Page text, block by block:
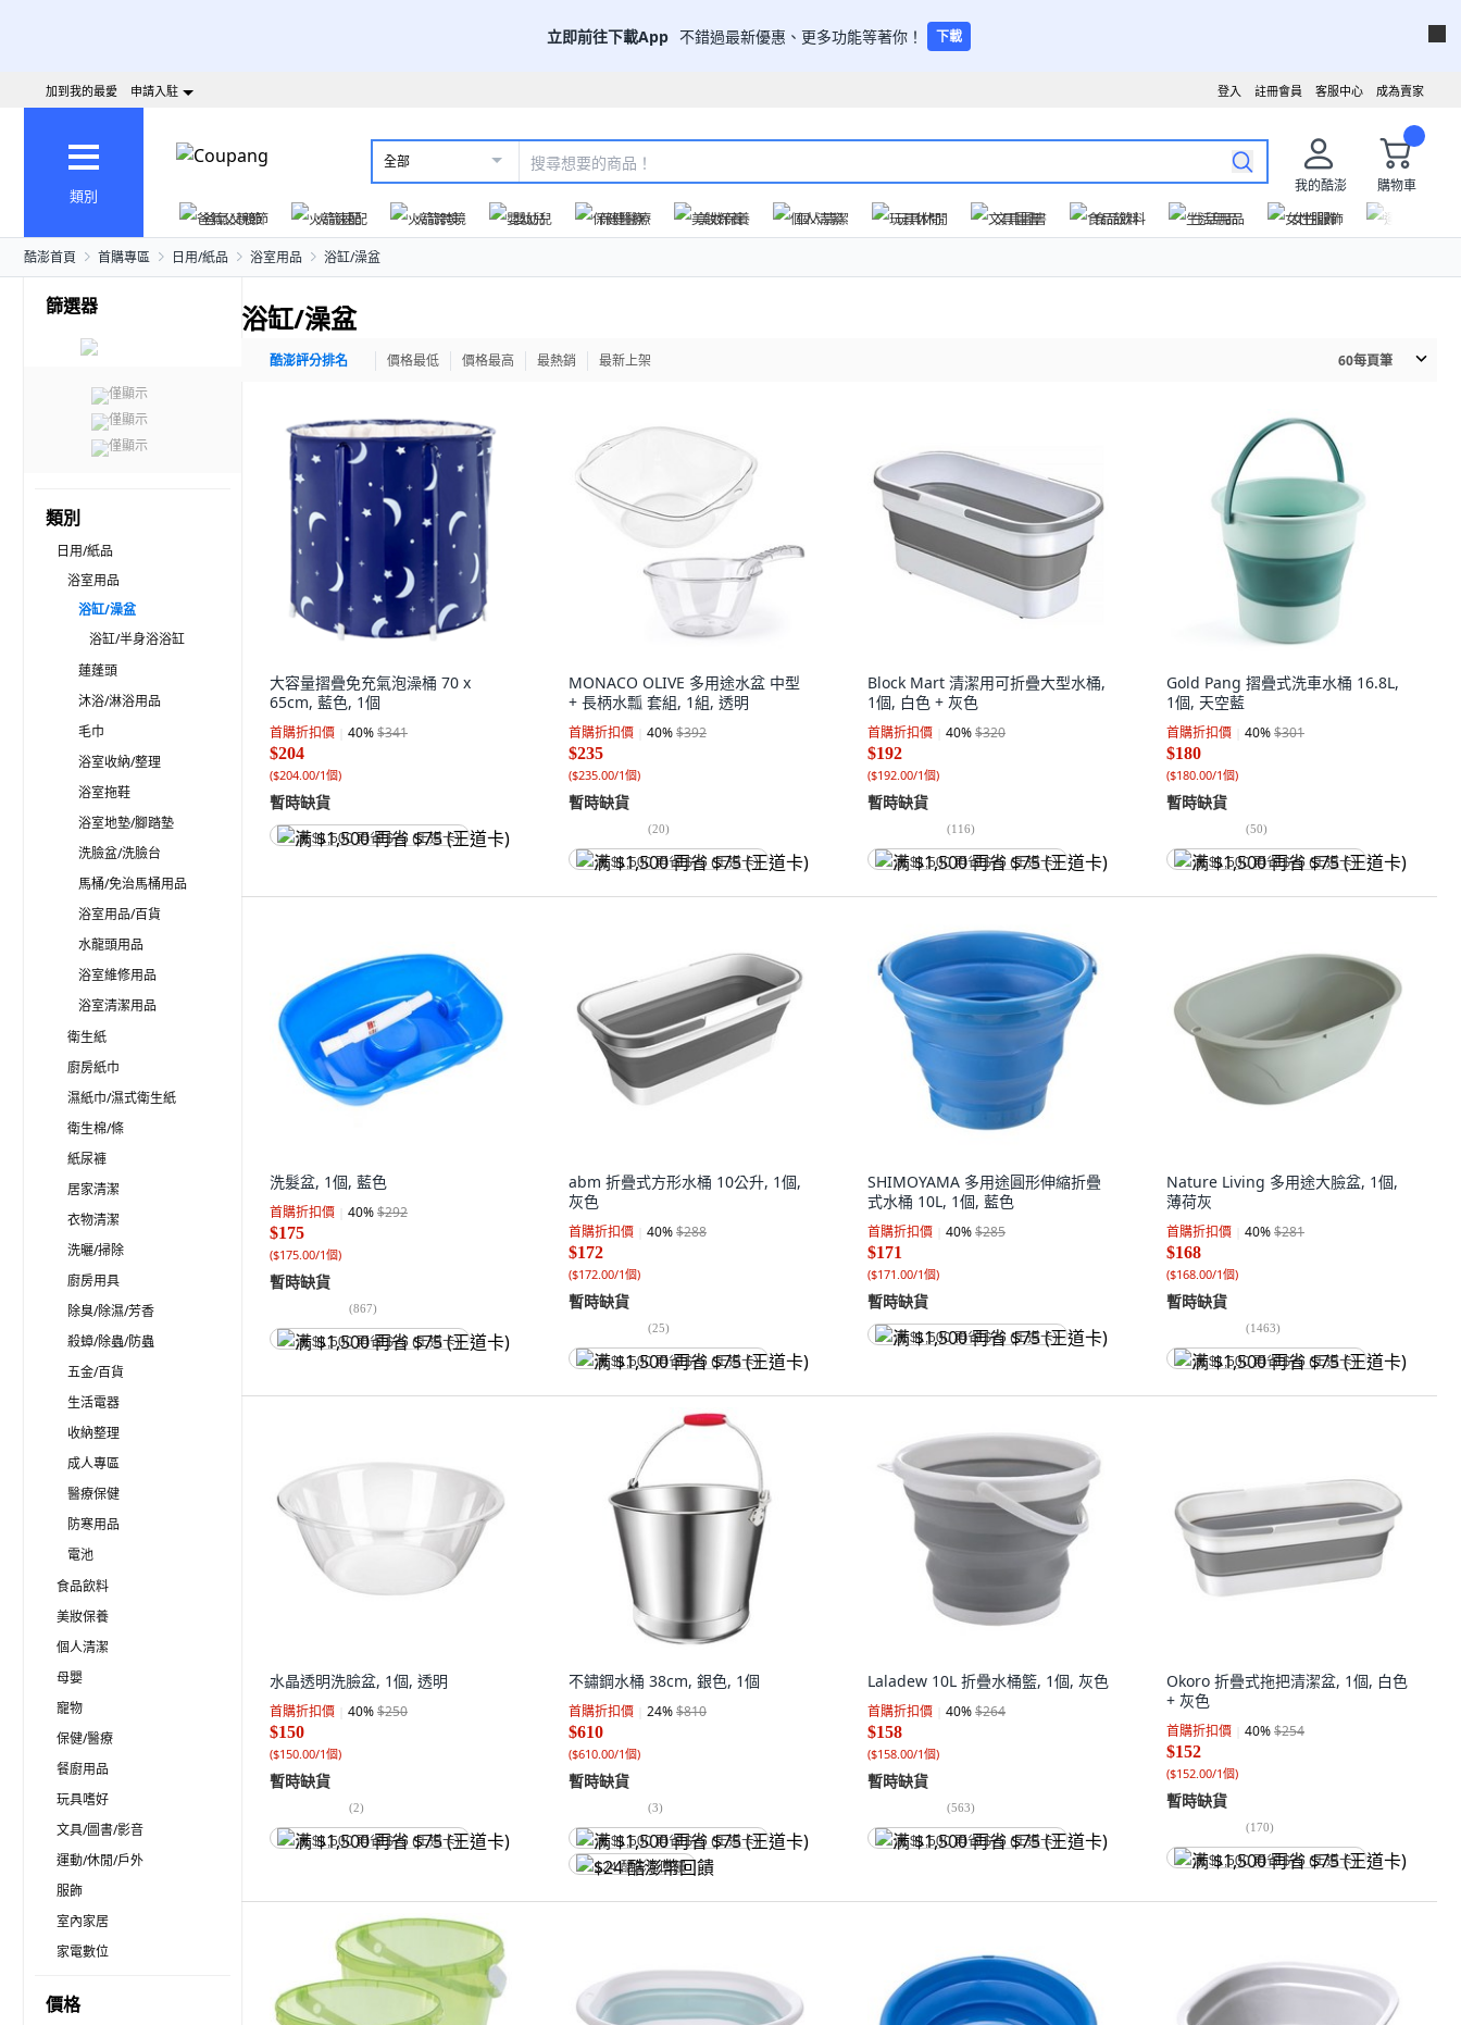
立即前往下載App 不錯過最新優惠、更多功能等著你！ 下載
成為賣家
客服中心
註冊會員
登入
加到我的最愛 申請入駐
類別
全部
我的酷澎
購物車
爸氣父親節
火箭速配 火箭跨境 嬰幼兒 保健醫療 美妝保養 個人清潔 玩具休閒 文具圖書 食品飲料 生活用品 女性服飾
酷澎首頁 首購專區 日用/紙品 浴室用品 浴缸/澡盆
篩選器
僅顯示
僅顯示
僅顯示
類別
日用/紙品
浴室用品
浴缸/澡盆
浴缸/半身浴浴缸
蓮蓬頭
沐浴/淋浴用品
毛巾
浴室收納/整理
浴室拖鞋
浴室地墊/腳踏墊
洗臉盆/洗臉台
馬桶/免治馬桶用品
浴室用品/百貨
水龍頭用品
浴室維修用品
浴室清潔用品
衛生紙
廚房紙巾
濕紙巾/濕式衛生紙
衛生棉/條
紙尿褲
居家清潔
衣物清潔
洗曬/掃除
廚房用具
除臭/除濕/芳香
殺蟑/除蟲/防蟲
五金/百貨
生活電器
收納整理
成人專區
醫療保健
防寒用品
電池
食品飲料
美妝保養
個人清潔
母嬰
寵物
保健/醫療
餐廚用品
玩具嗜好
文具/圖書/影音
運動/休閒/戶外
服飾
室內家居
家電數位
價格
浴缸/澡盆
酷澎評分排名 價格最低 價格最高 最熱銷 最新上架 60每頁筆
大容量摺疊免充氣泡澡桶 70 x
65cm, 藍色, 1個
首購折扣價 40%$341
$204
($204.00/1個)
暫時缺貨
满 $1,500 再省 $75 (王道卡)
MONACO OLIVE 多用途水盆 中型
+ 長柄水瓢 套組, 1組, 透明
首購折扣價 40%$392
$235
($235.00/1個)
暫時缺貨
(20)
满 $1,500 再省 $75 (王道卡)
Block Mart 清潔用可折疊大型水桶,
1個, 白色 + 灰色
首購折扣價 40%$320
$192
($192.00/1個)
暫時缺貨
(116)
满 $1,500 再省 $75 (王道卡)
Gold Pang 摺疊式洗車水桶 16.8L,
1個, 天空藍
首購折扣價 40%$301
$180
($180.00/1個)
暫時缺貨
(50)
满 $1,500 再省 $75 (王道卡)
洗髮盆, 1個, 藍色
首購折扣價 40%$292
$175
($175.00/1個)
暫時缺貨
(867)
满 $1,500 再省 $75 (王道卡)
abm 折疊式方形水桶 10公升, 1個,
灰色
首購折扣價 40%$288
$172
($172.00/1個)
暫時缺貨
(25)
满 $1,500 再省 $75 (王道卡)
SHIMOYAMA 多用途圓形伸縮折疊
式水桶 10L, 1個, 藍色
首購折扣價 40%$285
$171
($171.00/1個)
暫時缺貨
满 $1,500 再省 $75 (王道卡)
Nature Living 多用途大臉盆, 1個,
薄荷灰
首購折扣價 40%$281
$168
($168.00/1個)
暫時缺貨
(1463)
满 $1,500 再省 $75 (王道卡)
水晶透明洗臉盆, 1個, 透明
首購折扣價 40%$250
$150
($150.00/1個)
暫時缺貨
(2)
满 $1,500 再省 $75 (王道卡)
不鏽鋼水桶 38cm, 銀色, 1個
首購折扣價 24%$810
$610
($610.00/1個)
暫時缺貨
(3)
满 $1,500 再省 $75 (王道卡)
$24 酷澎幣回饋
Laladew 10L 折疊水桶籃, 1個, 灰色
首購折扣價 40%$264
$158
($158.00/1個)
暫時缺貨
(563)
满 $1,500 再省 $75 (王道卡)
Okoro 折疊式拖把清潔盆, 1個, 白色
+ 灰色
首購折扣價 40%$254
$152
($152.00/1個)
暫時缺貨
(170)
满 $1,500 再省 $75 (王道卡)